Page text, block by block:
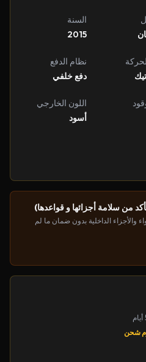
السنة
2015
نظام الدفع
دفع خلفي
اللون الخارجي
أسود
من سلامة أجزائها و قواعدها)
والأجزاء الداخلية بدون ضمان ما لم
شحن